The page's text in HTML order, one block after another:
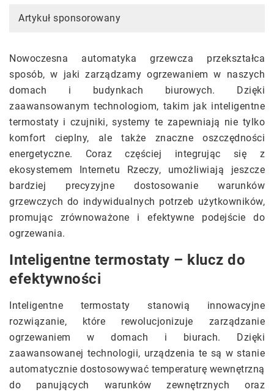
Artykuł sponsorowany
Nowoczesna automatyka grzewcza przekształca
sposób, w jaki zarządzamy ogrzewaniem w naszych
domach i budynkach biurowych. Dzięki
zaawansowanym technologiom, takim jak inteligentne
termostaty i czujniki, systemy te zapewniają nie tylko
komfort cieplny, ale także znaczne oszczędności
energetyczne. Coraz częściej integrując się z
ekosystemem Internetu Rzeczy, umożliwiają jeszcze
bardziej precyzyjne dostosowanie warunków
grzewczych do indywidualnych potrzeb użytkowników,
promując zrównoważone i efektywne podejście do
ogrzewania.
Inteligentne termostaty – klucz do
efektywności
Inteligentne termostaty stanowią innowacyjne
rozwiązanie, które rewolucjonizuje zarządzanie
ogrzewaniem w domach i biurach. Dzięki
zaawansowanej technologii, urządzenia te są w stanie
automatycznie dostosowywać temperaturę wewnętrzną
do panujących warunków zewnętrznych oraz